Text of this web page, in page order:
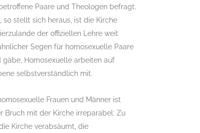
Paare und Theologen befragt.
so stellt sich heraus, ist die Kirche
der offiziellen Lehre weit
Segen für homosexuelle Paare
gäbe, Homosexuelle arbeiten auf
selbstverständlich mit.
Frauen und Männer ist
Bruch mit der Kirche irreparabel: Zu
Kirche verabsäumt, die